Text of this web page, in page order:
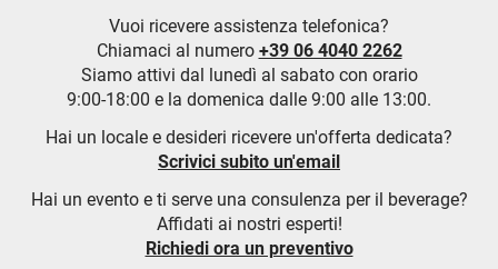
Vuoi ricevere assistenza telefonica?
Chiamaci al numero +39 06 4040 2262
Siamo attivi dal lunedì al sabato con orario
9:00-18:00 e la domenica dalle 9:00 alle 13:00.
Hai un locale e desideri ricevere un'offerta dedicata?
Scrivici subito un'email
Hai un evento e ti serve una consulenza per il beverage?
Affidati ai nostri esperti!
Richiedi ora un preventivo